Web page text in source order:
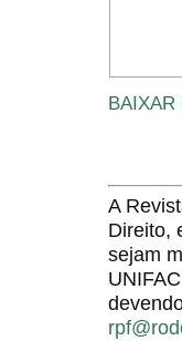
A
Direito,
sejam